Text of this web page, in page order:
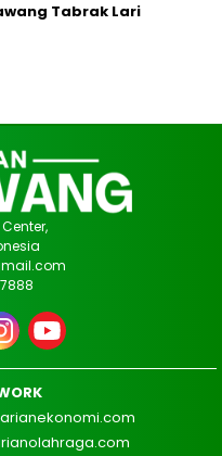
Tabrak Lari